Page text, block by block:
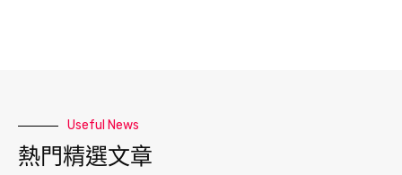
Useful News
熱門精選文章